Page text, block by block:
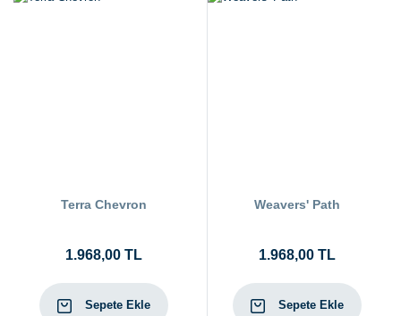
Terra Chevron
1.968,00 TL
Sepete Ekle
Weavers' Path
1.968,00 TL
Sepete Ekle